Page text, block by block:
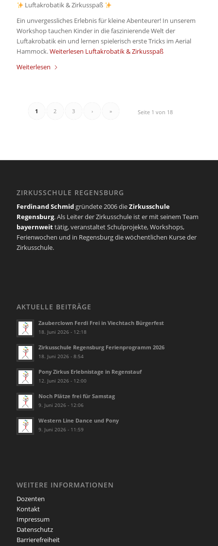
Luftakrobatik & Zirkusspaß
Ein unvergessliches Erlebnis für kleine Abenteurer! In unserem
Workshop tauchen Kinder in die faszinierende Welt der
Luftakrobatik ein und lernen spielerisch erste Tricks im Aerial
Hammock.Weiterlesen Luftakrobatik & Zirkusspaß
Weiterlesen
Seite 1 von 18
1 2 3 › »
ZIRKUSSCHULE REGENSBURG
Ferdinand Schmidgründete 2006 dieZirkusschule
Regensburg. Als Leiter der Zirkusschule ist er mit seinem Team
bayernweittätig, veranstaltet Schulprojekte, Workshops,
Ferienwochen und in Regensburg die wöchentlichen Kurse der
Zirkusschule.
AKTUELLE BEITRÄGE
Zauberclown Ferdi Frei in Viechtach Bürgerfest
18. Juni 2026 - 12:18
Zirkusschule Regensburg Ferienprogramm 2026
18. Juni 2026 - 8:54
Pony Zirkus Erlebnistage in Regenstauf
12. Juni 2026 - 12:00
Noch Plätze frei für Samstag
9. Juni 2026 - 12:06
Western Line Dance und Pony
9. Juni 2026 - 11:59
WEITERE INFORMATIONEN
Dozenten
Kontakt
Impressum
Datenschutz
Barrierefreiheit